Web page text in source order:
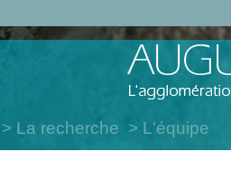
La recherche L'équipe